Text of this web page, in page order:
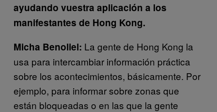
ayudando vuestra aplicación a los
manifestantes de Hong Kong.
Micha Benoliel: La gente de Hong Kong la
usa para intercambiar información práctica
sobre los acontecimientos, básicamente. Por
ejemplo, para informar sobre zonas que
están bloqueadas o en las que la gente